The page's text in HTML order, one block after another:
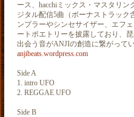
ース、hacchiミックス・マスタリ
ジタル配信5曲（ボーナストラッ
ンプラーやシンセサイザー、エフ
ートポエトリーを披露しており、
出会う音がANJIの創造に繋がってい
anjibeats.wordpress.com
Side A
1. intro UFO
2. REGGAE UFO
Side B